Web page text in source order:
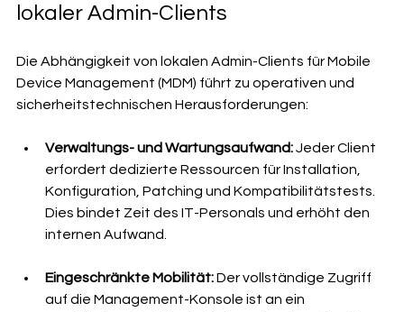
lokaler Admin-Clients
Die Abhängigkeit von lokalen Admin-Clients für Mobile
Device Management (MDM) führt zu operativen und
sicherheitstechnischen Herausforderungen:
Verwaltungs- und Wartungsaufwand: Jeder Client
erfordert dedizierte Ressourcen für Installation,
Konfiguration, Patching und Kompatibilitätstests.
Dies bindet Zeit des IT-Personals und erhöht den
internen Aufwand.
Eingeschränkte Mobilität: Der vollständige Zugriff
auf die Management-Konsole ist an ein